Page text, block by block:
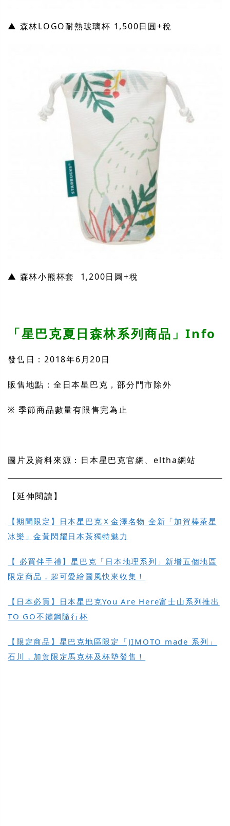
▲ 森林LOGO耐熱玻璃杯 1,500日圓+稅
▲ 森林小熊杯套 1,200日圓+稅
「星巴克夏日森林系列商品」Info
發售日：2018年6月20日
販售地點：全日本星巴克，部分門市除外
※ 季節商品數量有限售完為止
圖片及資料來源：日本星巴克官網、eltha網站
【延伸閱讀】
【期間限定】日本星巴克Ｘ金澤名物 全新「加賀棒茶星
冰樂」金黃閃耀日本茶獨特魅力
【 必買伴手禮】星巴克「日本地理系列」新增五個地區
限定商品，超可愛繪圖風快來收集！
【日本必買】日本星巴克You Are Here富士山系列推出
TO GO不鏽鋼隨行杯
【限定商品】星巴克地區限定「JIMOTO made 系列」
石川，加賀限定馬克杯及杯墊發售！